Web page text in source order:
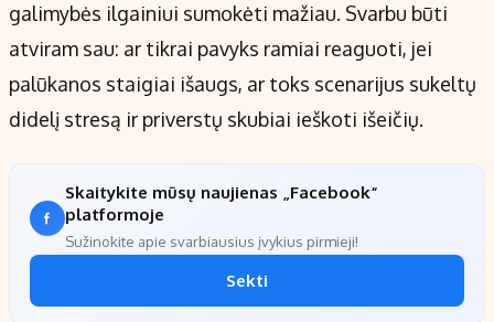
galimybės ilgainiui sumokėti mažiau. Svarbu būti
atviram sau: ar tikrai pavyks ramiai reaguoti, jei
palūkanos staigiai išaugs, ar toks scenarijus sukeltų
didelį stresą ir priverstų skubiai ieškoti išeičių.
Skaitykite mūsų naujienas „Facebook“
platformoje
Sužinokite apie svarbiausius įvykius pirmieji!
Sekti